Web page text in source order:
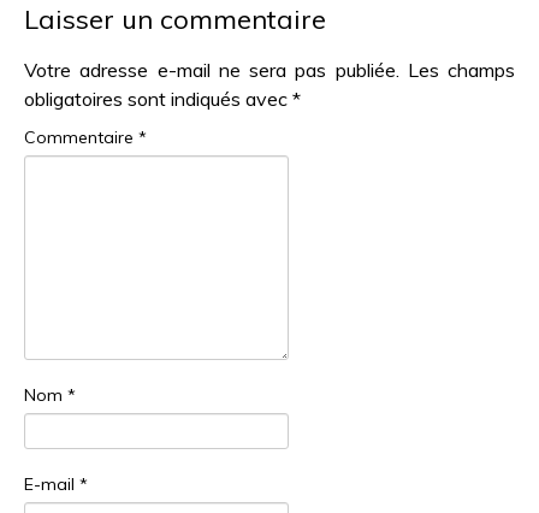
Laisser un commentaire
Votre adresse e-mail ne sera pas publiée. Les champs
obligatoires sont indiqués avec *
Commentaire *
Nom *
E-mail *